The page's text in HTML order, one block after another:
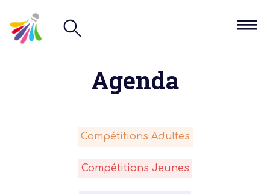
Agenda
Compétitions Adultes
Compétitions Jeunes